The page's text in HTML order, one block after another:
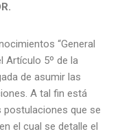
“General
Artículo 5º de la
de asumir las
A tal fin está
postulaciones que se
el cual se detalle el